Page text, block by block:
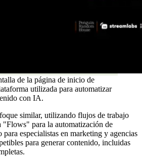
de la página de inicio de
utilizada para automatizar
con IA.
similar, utilizando flujos de trabajo
"Flows" para la automatización de
para especialistas en marketing y agencias
para generar contenido, incluidas